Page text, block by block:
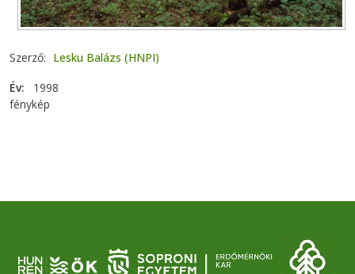
Szerző
Lesku Balázs (HNPI)
Év
1998
fénykép